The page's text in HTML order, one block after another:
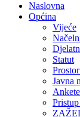
Naslovna
Općina
Vijeće
Statut
Javna
Ankete